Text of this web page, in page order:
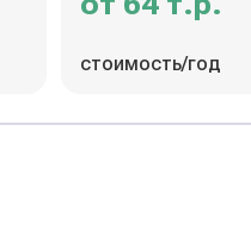
стоимость/год